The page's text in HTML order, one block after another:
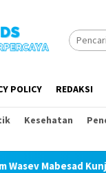
POLICY REDAKSI
Kesehatan
TMMD ke 129